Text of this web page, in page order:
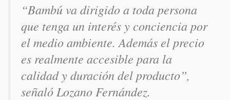
“Bambú va dirigido a toda persona
que tenga un interés y conciencia por
el medio ambiente. Además el precio
es realmente accesible para la
calidad y duración del producto”,
señaló Lozano Fernández.